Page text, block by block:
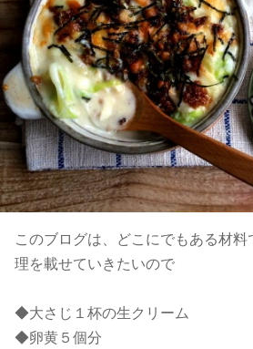
このブログは、どこにでもある材
理を載せていきたいので
◆大さじ１杯の生クリーム
◆卵黄５個分